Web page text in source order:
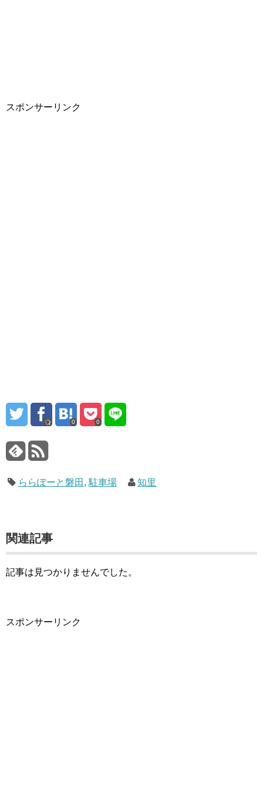
スポンサーリンク
0 0
ららぽーと磐田 , 駐車場 知里
関連記事
記事は見つかりませんでした。
スポンサーリンク